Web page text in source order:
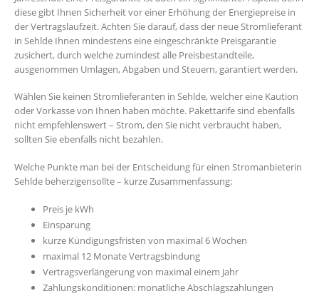
diese gibt Ihnen Sicherheit vor einer Erhöhung der Energiepreise in
der Vertragslaufzeit. Achten Sie darauf, dass der neue Stromlieferant
in Sehlde Ihnen mindestens eine eingeschränkte Preisgarantie
zusichert, durch welche zumindest alle Preisbestandteile,
ausgenommen Umlagen, Abgaben und Steuern, garantiert werden.
Wählen Sie keinen Stromlieferanten in Sehlde, welcher eine Kaution
oder Vorkasse von Ihnen haben möchte. Pakettarife sind ebenfalls
nicht empfehlenswert – Strom, den Sie nicht verbraucht haben,
sollten Sie ebenfalls nicht bezahlen.
Welche Punkte man bei der Entscheidung für einen Stromanbieterin
Sehlde beherzigensollte – kurze Zusammenfassung:
Preis je kWh
Einsparung
kurze Kündigungsfristen von maximal 6 Wochen
maximal 12 Monate Vertragsbindung
Vertragsverlängerung von maximal einem Jahr
Zahlungskonditionen: monatliche Abschlagszahlungen